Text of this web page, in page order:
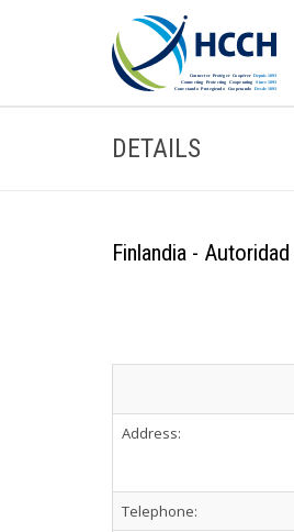
DETAILS
Finlandia -
Address:
Telephone: